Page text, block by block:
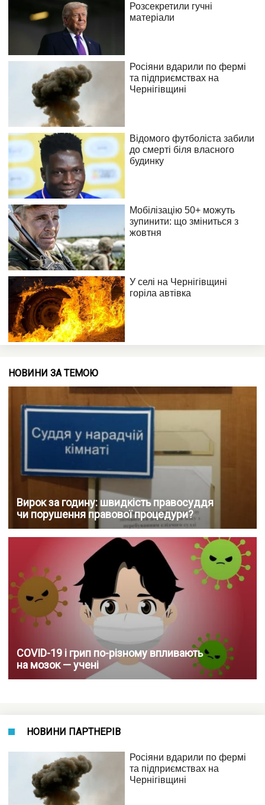
НОВИНИ ЗА ТЕМОЮ
Вирок за годину: швидкість правосуддя
чи порушення правової процедури?
COVID-19 і грип по-різному впливають
на мозок — учені
НОВИНИ ПАРТНЕРІВ